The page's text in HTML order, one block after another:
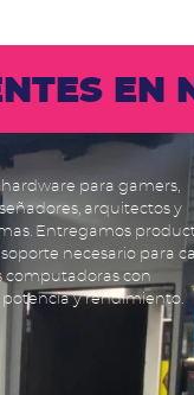
para gamers,
arquitectos y
Entregamos
necesario para
computadoras con
y rendimiento.